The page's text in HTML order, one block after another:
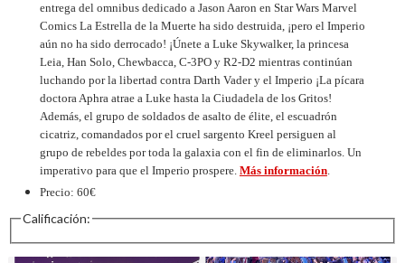
entrega del omnibus dedicado a Jason Aaron en Star Wars Marvel
Comics La Estrella de la Muerte ha sido destruida, ¡pero el Imperio
aún no ha sido derrocado! ¡Únete a Luke Skywalker, la princesa
Leia, Han Solo, Chewbacca, C-3PO y R2-D2 mientras continúan
luchando por la libertad contra Darth Vader y el Imperio ¡La pícara
doctora Aphra atrae a Luke hasta la Ciudadela de los Gritos!
Además, el grupo de soldados de asalto de élite, el escuadrón
cicatriz, comandados por el cruel sargento Kreel persiguen al
grupo de rebeldes por toda la galaxia con el fin de eliminarlos. Un
imperativo para que el Imperio prospere. Más información.
Precio: 60€
Calificación: